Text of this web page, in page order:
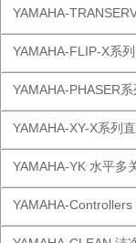
YAMAHA-
YAMAHA-FLIP-X系列
YAMAHA-PHASER系
YAMAHA-XY-X系列
YAMAHA-YK 水平多
YAMAHA-Controllers